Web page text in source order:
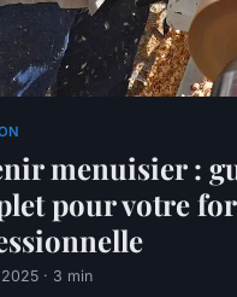
menuisier :
pour votre
· 3 min